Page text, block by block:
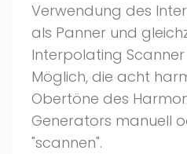
Verwendung des
als Panner und
Interpolating
Möglich, die acht
Obertöne des
Generators manuell
"scannen".